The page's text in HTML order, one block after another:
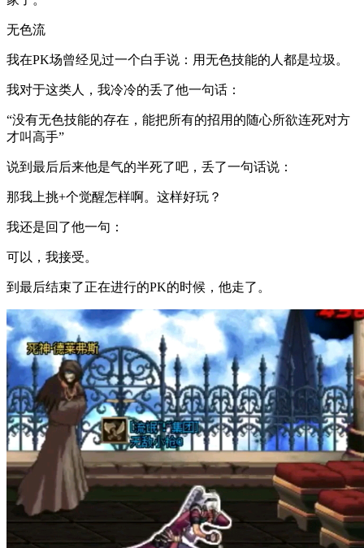
无色流
我在PK场曾经见过一个白手说：用无色技能的人都是垃圾。
我对于这类人，我冷冷的丢了他一句话：
“没有无色技能的存在，能把所有的招用的随心所欲连死对方
才叫高手”
说到最后后来他是气的半死了吧，丢了一句话说：
那我上挑+个觉醒怎样啊。这样好玩？
我还是回了他一句：
可以，我接受。
到最后结束了正在进行的PK的时候，他走了。